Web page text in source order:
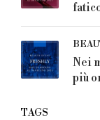
Nei
più
TAGS